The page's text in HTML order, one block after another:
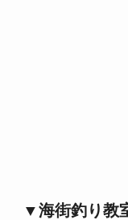
▼海街釣り教